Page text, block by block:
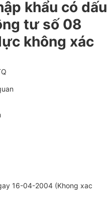
khẩu có dấu
tư số 08
không xác
16-04-2004 (Khong xac